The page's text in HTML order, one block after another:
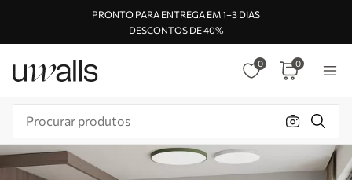
PRONTO PARA ENTREGA EM 1–3 DIAS
DESCONTOS DE 40%
0 0